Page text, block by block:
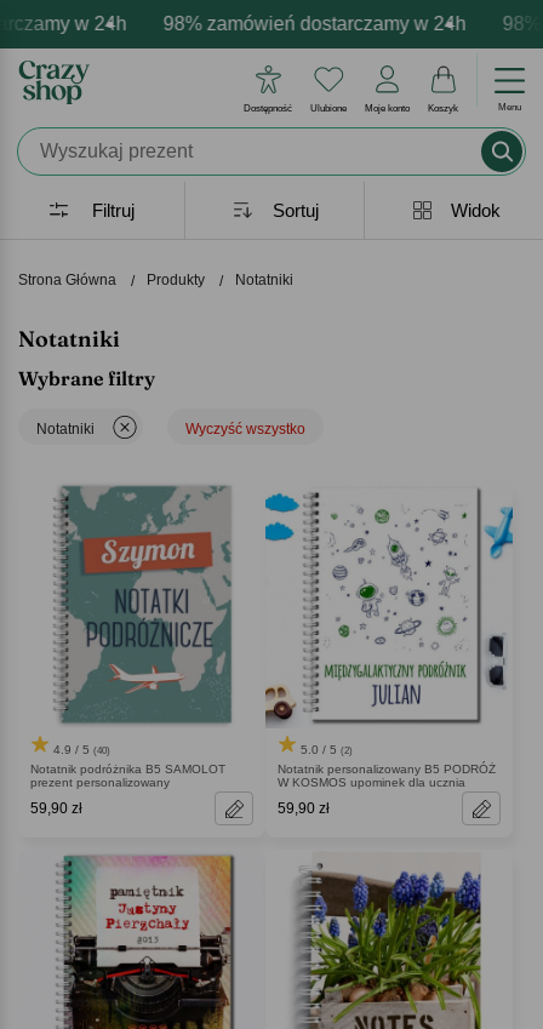
w 24h 98% zamówień dostarczamy w 24h 98%
produktów Profesjonalna i darmowa
- zawsze udane prezenty Prezentujemy pozytywne
Dostępność Ulubione Moje konto Koszyk Menu
Strona Główna Produkty Notatniki
Notatniki
Filtruj Widok
Sortuj
Wybrane filtry
Notatniki Wyczyść wszystko
4.9 / 5 (40)
Notatnik podróżnika B5 SAMOLOT
prezent personalizowany
59,90 zł
5.0 / 5 (2)
Notatnik personalizowany B5 PODRÓŻ
W KOSMOS upominek dla ucznia
59,90 zł